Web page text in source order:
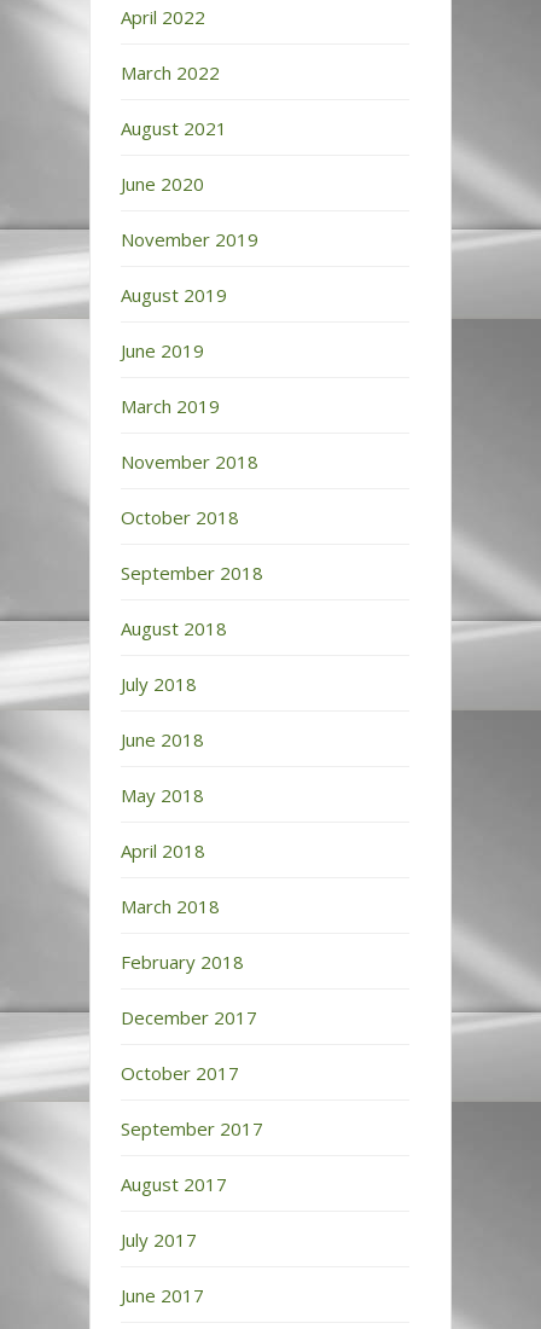
April 2022
March 2022
August 2021
June 2020
November 2019
August 2019
June 2019
March 2019
November 2018
October 2018
September 2018
August 2018
July 2018
June 2018
May 2018
April 2018
March 2018
February 2018
December 2017
October 2017
September 2017
August 2017
July 2017
June 2017